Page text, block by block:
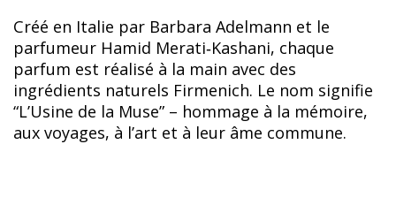
Créé en Italie par Barbara Adelmann et le
parfumeur Hamid Merati‑Kashani, chaque
parfum est réalisé à la main avec des
ingrédients naturels Firmenich. Le nom signifie
“L’Usine de la Muse” – hommage à la mémoire,
aux voyages, à l’art et à leur âme commune.